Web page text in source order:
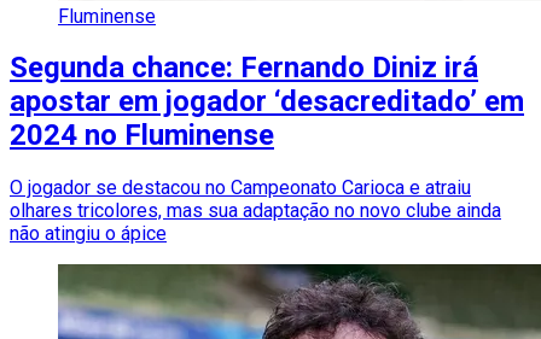
Fluminense
Segunda chance: Fernando Diniz irá
apostar em jogador ‘desacreditado’ em
2024 no Fluminense
O jogador se destacou no Campeonato Carioca e atraiu
olhares tricolores, mas sua adaptação no novo clube ainda
não atingiu o ápice